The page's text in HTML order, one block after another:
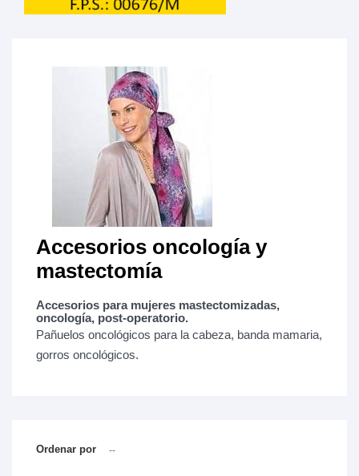
Accesorios oncología y
mastectomía
Accesorios para mujeres mastectomizadas,
oncología, post-operatorio.
Pañuelos oncológicos para la cabeza, banda mamaria,
gorros oncológicos.
Ordenar por --